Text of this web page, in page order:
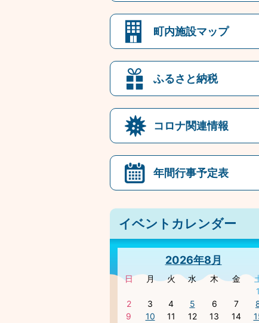
町内施設マップ
ふるさと納税
コロナ関連情報
年間行事予定表
イベントカレンダー
2026年8月
日 月 火 水 木 金
1
2
3 4 5 6 7
9
10 11 12 13 14